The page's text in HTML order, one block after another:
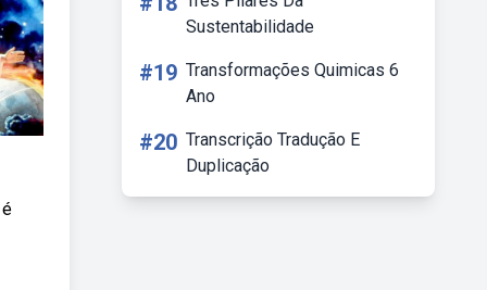
Sustentabilidade
#19 Transformações Quimicas 6
Ano
#20 Transcrição Tradução E
Duplicação